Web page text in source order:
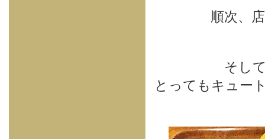
順次、
そし
とってもキュー